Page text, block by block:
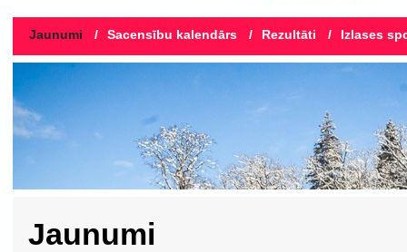
Jaunumi / Sacensību kalendārs / Rezultāti / Izlases
Jaunumi